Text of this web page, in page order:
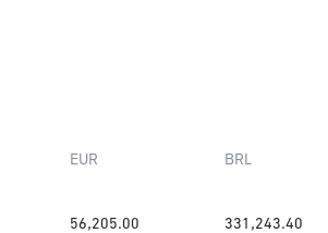
EUR BRL
56,205.00 331,243.40